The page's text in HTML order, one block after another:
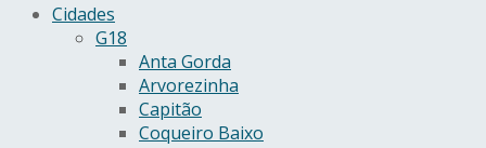
Cidades
G18
Anta Gorda
Arvorezinha
Capitão
Coqueiro Baixo